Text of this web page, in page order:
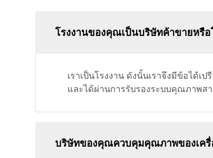
โรงงานของคุณเป็นบริษัทค้าขายหรื
เราเป็นโรงงาน ดังนั้นเราจึงมีข้อได้
และได้ผ่านการรับรองระบบคุณภาพส
บริษัทของคุณควบคุมคุณภาพของเครื่